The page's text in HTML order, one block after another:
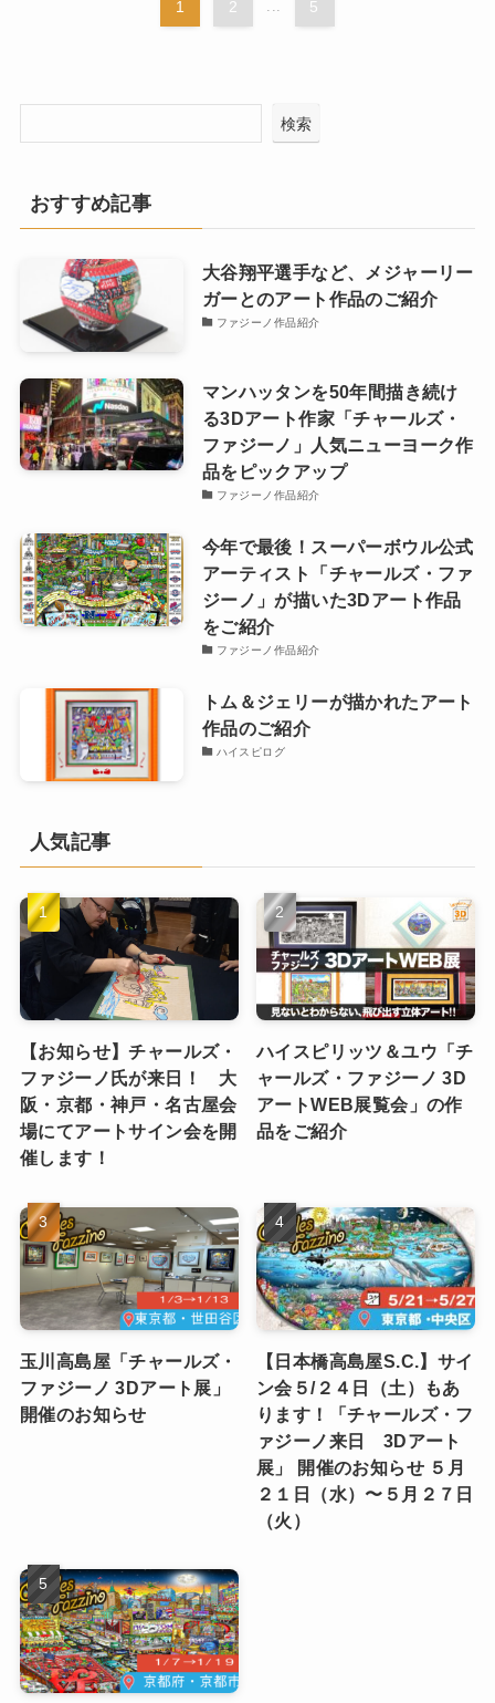
1 2 5
検索
おすすめ記事
大谷翔平選手など、メジャーリー
ガーとのアート作品のご紹介
ファジーノ作品紹介
マンハッタンを50年間描き続け
る3Dアート作家「チャールズ・
ファジーノ」人気ニューヨーク作
品をピックアップ
ファジーノ作品紹介
今年で最後！スーパーボウル公式
アーティスト「チャールズ・ファ
ジーノ」が描いた3Dアート作品
をご紹介
ファジーノ作品紹介
トム＆ジェリーが描かれたアート
作品のご紹介
ハイスピログ
人気記事
【お知らせ】チャールズ・
ファジーノ氏が来日！ 大
阪・京都・神戸・名古屋会
場にてアートサイン会を開
催します！
ハイスピリッツ＆ユウ「チ
ャールズ・ファジーノ 3D
アートWEB展覧会」の作
品をご紹介
玉川高島屋「チャールズ・
ファジーノ 3Dアート展」
開催のお知らせ
【日本橋高島屋S.C.】サイ
ン会５/２４日（土）もあ
ります！「チャールズ・フ
ァジーノ来日 3Dアート
展」 開催のお知らせ ５月
２１日（水）〜５月２７日
（火）